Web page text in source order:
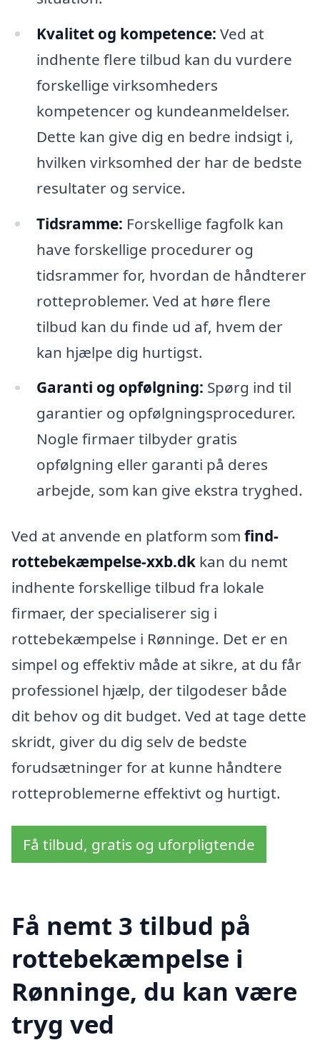
Kvalitet og kompetence: Ved at
indhente flere tilbud kan du vurdere
forskellige virksomheders
kompetencer og kundeanmeldelser.
Dette kan give dig en bedre indsigt i,
hvilken virksomhed der har de bedste
resultater og service.
Tidsramme: Forskellige fagfolk kan
have forskellige procedurer og
tidsrammer for, hvordan de håndterer
rotteproblemer. Ved at høre flere
tilbud kan du finde ud af, hvem der
kan hjælpe dig hurtigst.
Garanti og opfølgning: Spørg ind til
garantier og opfølgningsprocedurer.
Nogle firmaer tilbyder gratis
opfølgning eller garanti på deres
arbejde, som kan give ekstra tryghed.
Ved at anvende en platform som find-
rottebekæmpelse-xxb.dk kan du nemt
indhente forskellige tilbud fra lokale
firmaer, der specialiserer sig i
rottebekæmpelse i Rønninge. Det er en
simpel og effektiv måde at sikre, at du får
professionel hjælp, der tilgodeser både
dit behov og dit budget. Ved at tage dette
skridt, giver du dig selv de bedste
forudsætninger for at kunne håndtere
rotteproblemerne effektivt og hurtigt.
Få tilbud, gratis og uforpligtende
Få nemt 3 tilbud på
rottebekæmpelse i
Rønninge, du kan være
tryg ved